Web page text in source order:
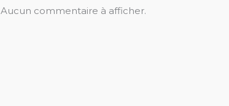
Aucun commentaire à afficher.